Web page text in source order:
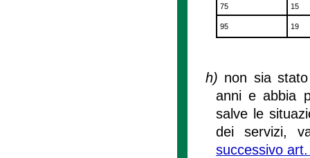
75 15
95 19
h) non sia
anni e abbia
salve le
dei servizi,
successivo